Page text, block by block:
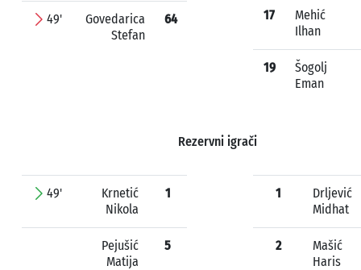
49'
Govedarica
Stefan
64 17
Mehić
Ilhan
19
Šogolj
Eman
Rezervni igrači
49'
Krnetić
Nikola
1
Pejušić
Matija
5
1
Drljević
Midhat
2
Mašić
Haris